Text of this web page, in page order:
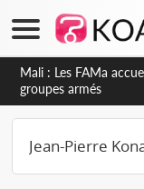
Mali : Les FAMa
groupes armés